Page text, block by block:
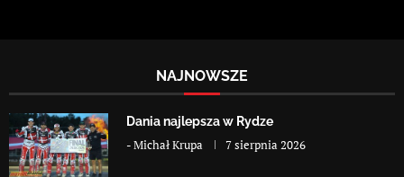
NAJNOWSZE
Dania najlepsza w Rydze
-Michał Krupa 7 sierpnia 2026